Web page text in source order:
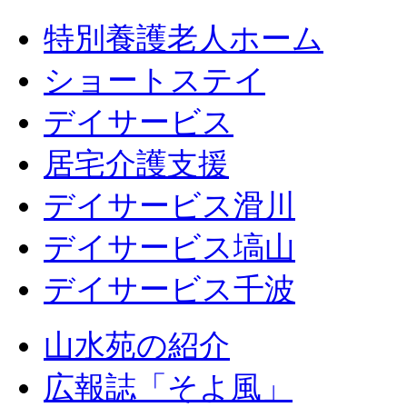
特別養護老人ホーム
ショートステイ
デイサービス
居宅介護支援
デイサービス滑川
デイサービス塙山
デイサービス千波
山水苑の紹介
広報誌「そよ風」